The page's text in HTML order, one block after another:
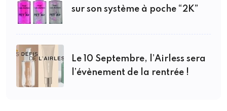
sur son système à poche “2K”
Le 10 Septembre, l’Airless sera
l’évènement de la rentrée !